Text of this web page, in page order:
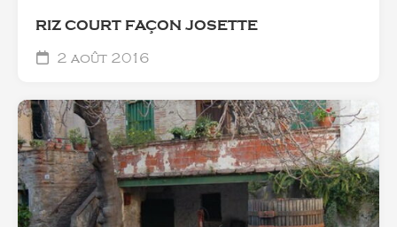
RIZ COURT FAÇON JOSETTE
2 août 2016